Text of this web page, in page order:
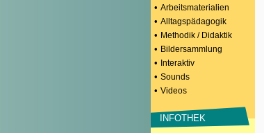
• Arbeitsmaterialien
• Alltagspädagogik
• Methodik / Didaktik
• Bildersammlung
• Interaktiv
• Sounds
• Videos
INFOTHEK